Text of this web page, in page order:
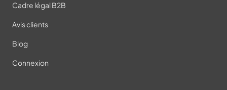
Cadre légal B2B
Avis clients
Blog
Connexion